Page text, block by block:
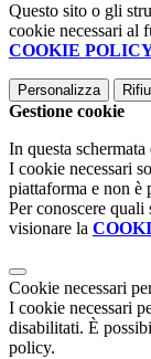
Questo sito o gli
cookie necessari al
COOKIE
Personalizza
Gestione cookie
In questa
I cookie necessari
piattaforma e non è
Per conoscere
visionare la
Cookie necessari
I cookie necessari
disabilitati. È
policy.